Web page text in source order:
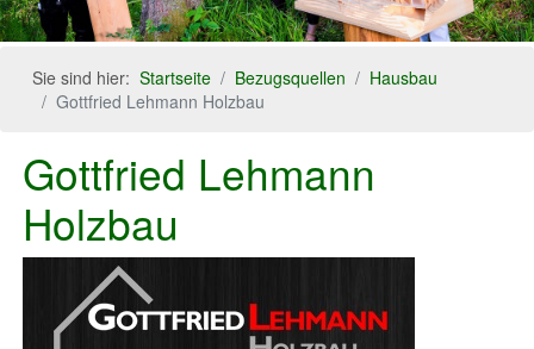
Sie sind hier:Startseite Bezugsquellen
Hausbau
Gottfried Lehmann Holzbau
Gottfried Lehmann
Holzbau